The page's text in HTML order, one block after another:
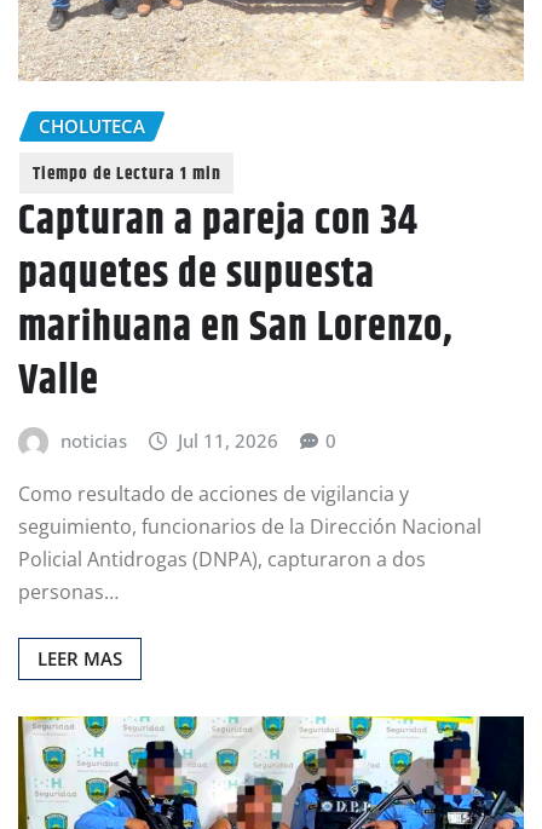
CHOLUTECA
Capturan a pareja con 34
paquetes de supuesta
marihuana en San Lorenzo,
Valle
noticias Jul 11, 2026 0
Como resultado de acciones de vigilancia y
seguimiento, funcionarios de la Dirección Nacional
Policial Antidrogas (DNPA), capturaron a dos
personas…
LEER MAS